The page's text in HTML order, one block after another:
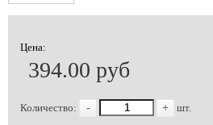
Цена:
394.00 руб
Количество: - + шт.